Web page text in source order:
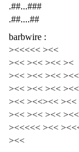
.##...###
.##....##
barbwire :
><<<<< ><<
><< ><< ><< ><
><< ><< ><<
><< ><< ><<
><< ><<><<
><< ><< ><<
><<<<< ><<
><<